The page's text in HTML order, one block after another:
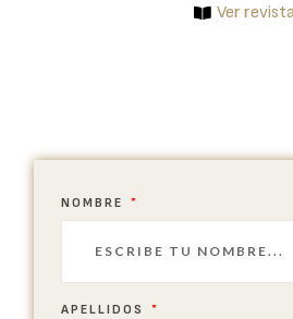
Ver revista
NOMBRE
APELLIDOS